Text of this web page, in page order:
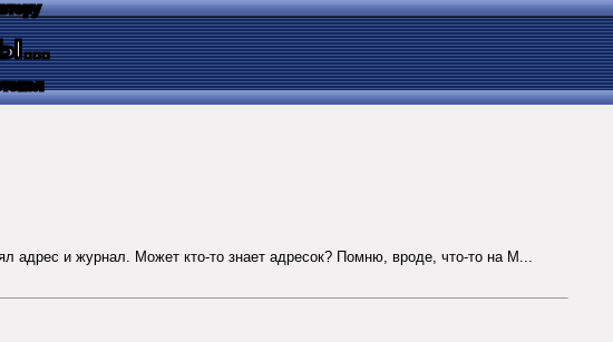
адрес и журнал. Может кто-то знает адресок? Помню, вроде, что-то на М...